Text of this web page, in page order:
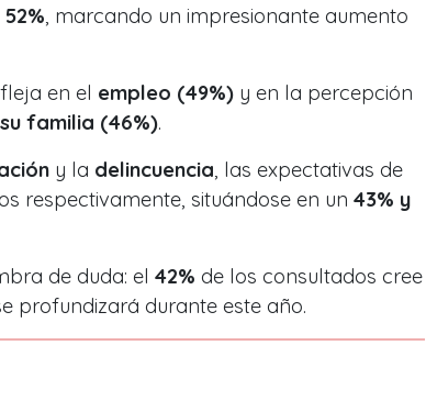
52% , marcando un impresionante aumento
en el empleo (49%) y en la percepción
familia (46%).
y la delincuencia , las expectativas de
respectivamente, situándose en un 43% y
de duda: el 42% de los consultados cree
profundizará durante este año.